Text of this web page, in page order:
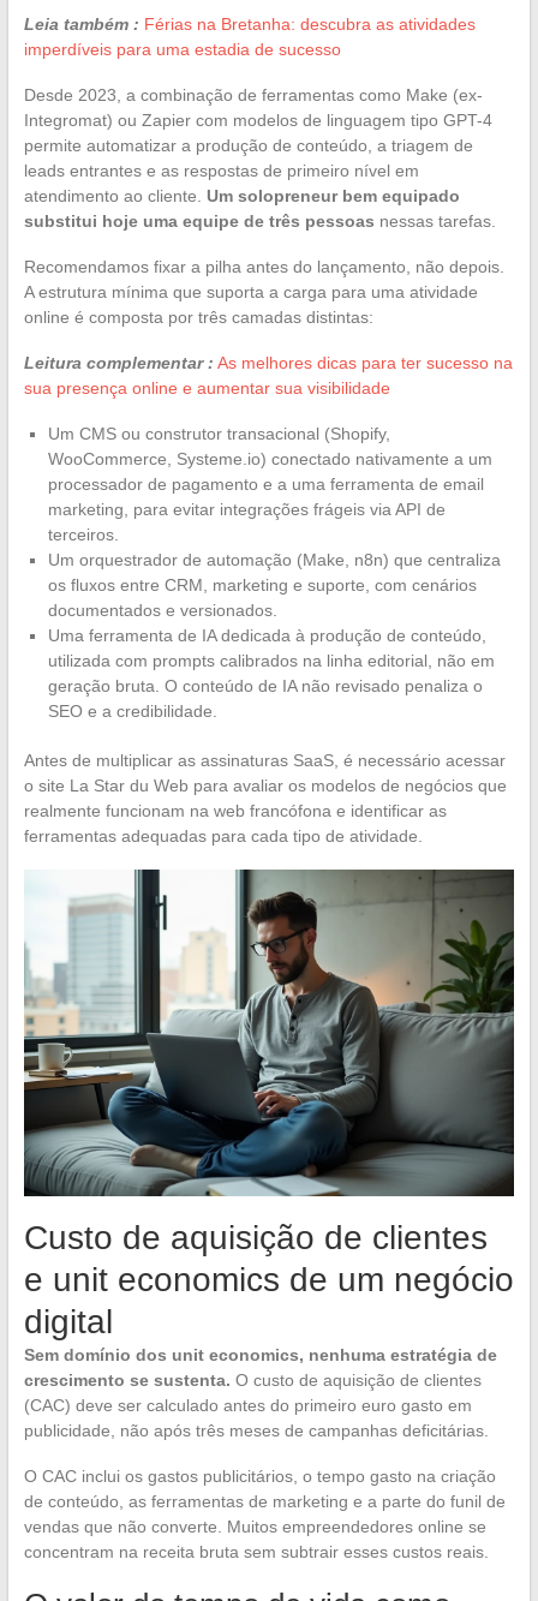
Leia também : Férias na Bretanha: descubra as atividades
imperdíveis para uma estadia de sucesso
Desde 2023, a combinação de ferramentas como Make (ex-
Integromat) ou Zapier com modelos de linguagem tipo GPT-4
permite automatizar a produção de conteúdo, a triagem de
leads entrantes e as respostas de primeiro nível em
atendimento ao cliente. Um solopreneur bem equipado
substitui hoje uma equipe de três pessoas nessas tarefas.
Recomendamos fixar a pilha antes do lançamento, não depois.
A estrutura mínima que suporta a carga para uma atividade
online é composta por três camadas distintas:
Leitura complementar : As melhores dicas para ter sucesso na
sua presença online e aumentar sua visibilidade
Um CMS ou construtor transacional (Shopify,
WooCommerce, Systeme.io) conectado nativamente a um
processador de pagamento e a uma ferramenta de email
marketing, para evitar integrações frágeis via API de
terceiros.
Um orquestrador de automação (Make, n8n) que centraliza
os fluxos entre CRM, marketing e suporte, com cenários
documentados e versionados.
Uma ferramenta de IA dedicada à produção de conteúdo,
utilizada com prompts calibrados na linha editorial, não em
geração bruta. O conteúdo de IA não revisado penaliza o
SEO e a credibilidade.
Antes de multiplicar as assinaturas SaaS, é necessário acessar
o site La Star du Web para avaliar os modelos de negócios que
realmente funcionam na web francófona e identificar as
ferramentas adequadas para cada tipo de atividade.
Custo de aquisição de clientes
e unit economics de um negócio
digital
Sem domínio dos unit economics, nenhuma estratégia de
crescimento se sustenta. O custo de aquisição de clientes
(CAC) deve ser calculado antes do primeiro euro gasto em
publicidade, não após três meses de campanhas deficitárias.
O CAC inclui os gastos publicitários, o tempo gasto na criação
de conteúdo, as ferramentas de marketing e a parte do funil de
vendas que não converte. Muitos empreendedores online se
concentram na receita bruta sem subtrair esses custos reais.